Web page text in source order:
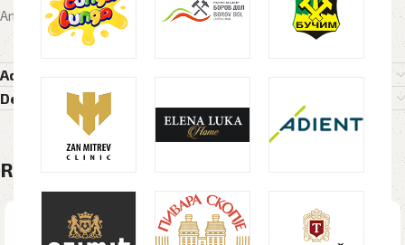
Antistres, promo best
Additional information
Delivery Details
Related products